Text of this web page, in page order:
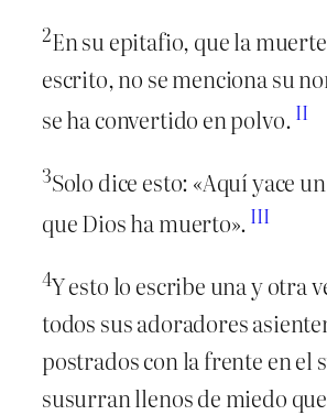
2En su epitafio, que la
escrito, no se menciona su
se ha convertido en polvo. II
3Solo dice esto: «Aquí yace
que Dios ha muerto». III
4Y esto lo escribe una y otra
todos sus adoradores
postrados con la frente en el
susurran llenos de miedo